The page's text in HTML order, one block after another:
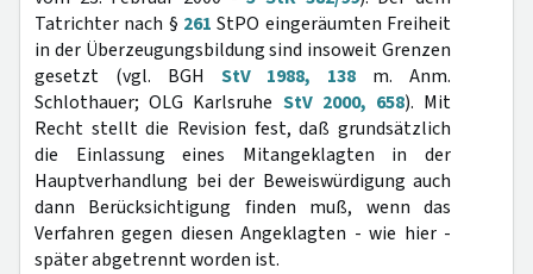
Tatrichter nach § 261 StPO eingeräumten Freiheit
in der Überzeugungsbildung sind insoweit Grenzen
gesetzt (vgl. BGH StV 1988, 138 m. Anm.
Schlothauer; OLG Karlsruhe StV 2000, 658). Mit
Recht stellt die Revision fest, daß grundsätzlich
die Einlassung eines Mitangeklagten in der
Hauptverhandlung bei der Beweiswürdigung auch
dann Berücksichtigung finden muß, wenn das
Verfahren gegen diesen Angeklagten - wie hier -
später abgetrennt worden ist.